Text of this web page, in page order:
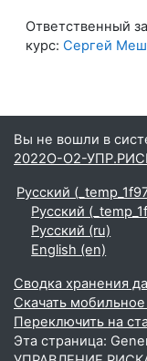
Ответственный за
курс: Сергей
Вы не вошли в
2022О-О2-
Русский
Русский
Русский ‎(ru)‎
English ‎(en)‎
Сводка хранения
Скачать
Переключить на
Эта страница: